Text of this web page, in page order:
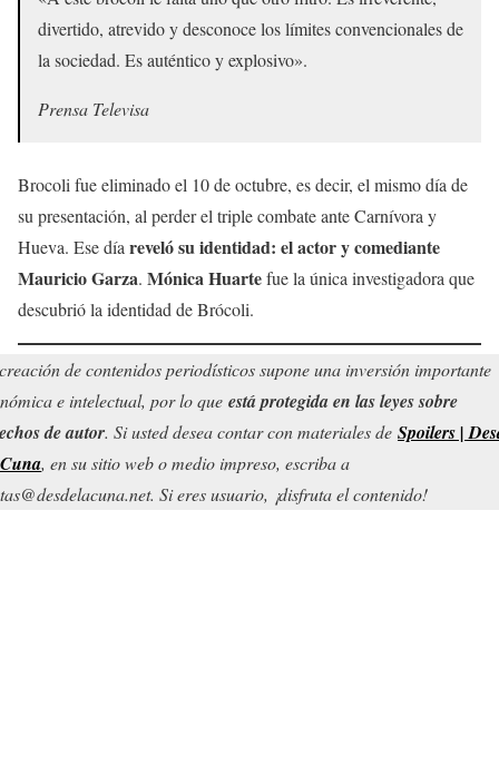
divertido, atrevido y desconoce los límites convencionales de
la sociedad. Es auténtico y explosivo».
Prensa Televisa
Brocoli fue eliminado el 10 de octubre, es decir, el mismo día de
su presentación, al perder el triple combate ante Carnívora y
Hueva. Ese día reveló su identidad: el actor y comediante
Mauricio Garza. Mónica Huartefue la única investigadora que
descubrió la identidad de Brócoli.
de contenidos periodísticos supone una inversión importante
e intelectual, por lo que está protegida en las leyes sobre
de autor. Si usted desea contar con materiales de Spoilers |
, en su sitio web o medio impreso, escriba a
Si eres usuario, ¡disfruta el contenido!